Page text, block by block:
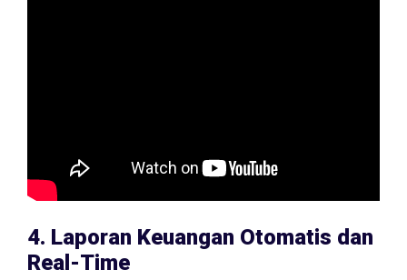
4. Laporan Keuangan Otomatis dan
Real-Time